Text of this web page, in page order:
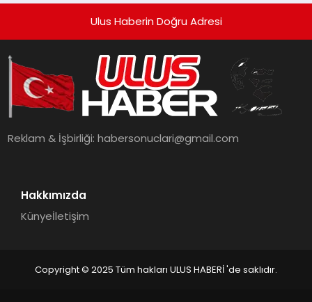
Ulus Haberin Doğru Adresi
Reklam & İşbirliği:habersonuclari@gmail.com
Hakkımızda
Künyeİletişim
Copyright © 2025 Tüm hakları ULUS HABERİ 'de saklıdır.